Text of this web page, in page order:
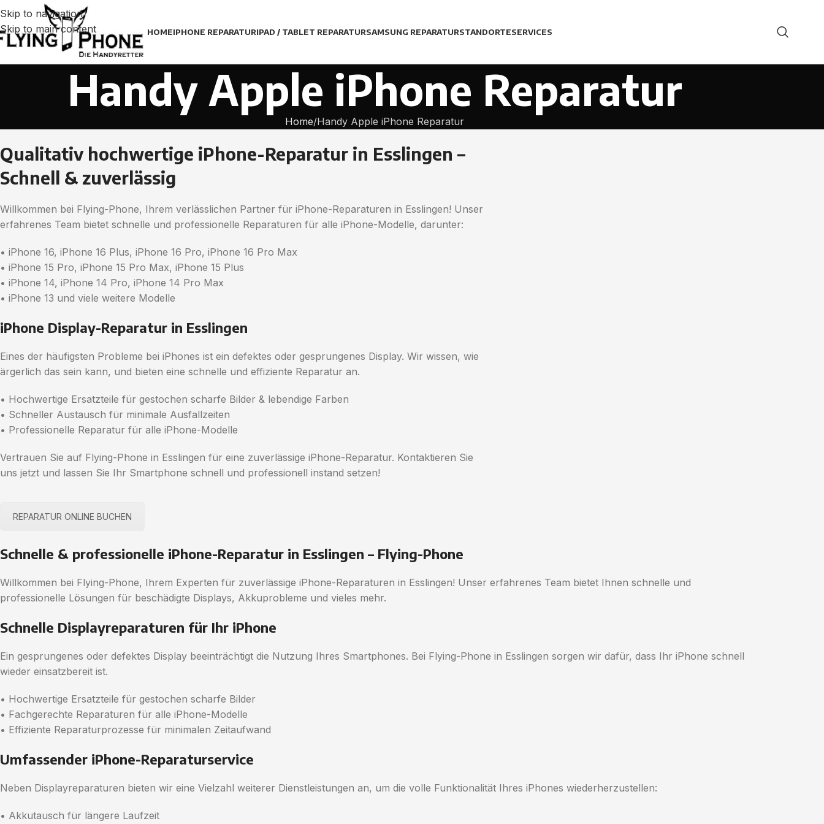
Skip to navigation
Skip to main content
HOMEIPHONE REPARATURIPAD / TABLET REPARATURSAMSUNG REPARATURSTANDORTESERVICES
Handy Apple iPhone Reparatur
Home Handy Apple iPhone Reparatur
Qualitativ hochwertige iPhone-Reparatur in Esslingen –
Schnell & zuverlässig
Willkommen bei Flying-Phone, Ihrem verlässlichen Partner für iPhone-Reparaturen in Esslingen! Unser
erfahrenes Team bietet schnelle und professionelle Reparaturen für alle iPhone-Modelle, darunter:
• iPhone 16, iPhone 16 Plus, iPhone 16 Pro, iPhone 16 Pro Max
• iPhone 15 Pro, iPhone 15 Pro Max, iPhone 15 Plus
• iPhone 14, iPhone 14 Pro, iPhone 14 Pro Max
• iPhone 13 und viele weitere Modelle
iPhone Display-Reparatur in Esslingen
Eines der häufigsten Probleme bei iPhones ist ein defektes oder gesprungenes Display. Wir wissen, wie
ärgerlich das sein kann, und bieten eine schnelle und effiziente Reparatur an.
• Hochwertige Ersatzteile für gestochen scharfe Bilder & lebendige Farben
• Schneller Austausch für minimale Ausfallzeiten
• Professionelle Reparatur für alle iPhone-Modelle
Vertrauen Sie auf Flying-Phone in Esslingen für eine zuverlässige iPhone-Reparatur. Kontaktieren Sie
uns jetzt und lassen Sie Ihr Smartphone schnell und professionell instand setzen!
REPARATUR ONLINE BUCHEN
Schnelle & professionelle iPhone-Reparatur in Esslingen – Flying-Phone
Willkommen bei Flying-Phone, Ihrem Experten für zuverlässige iPhone-Reparaturen in Esslingen! Unser erfahrenes Team bietet Ihnen schnelle und
professionelle Lösungen für beschädigte Displays, Akkuprobleme und vieles mehr.
Schnelle Displayreparaturen für Ihr iPhone
Ein gesprungenes oder defektes Display beeinträchtigt die Nutzung Ihres Smartphones. Bei Flying-Phone in Esslingen sorgen wir dafür, dass Ihr iPhone schnell
wieder einsatzbereit ist.
• Hochwertige Ersatzteile für gestochen scharfe Bilder
• Fachgerechte Reparaturen für alle iPhone-Modelle
• Effiziente Reparaturprozesse für minimalen Zeitaufwand
Umfassender iPhone-Reparaturservice
Neben Displayreparaturen bieten wir eine Vielzahl weiterer Dienstleistungen an, um die volle Funktionalität Ihres iPhones wiederherzustellen:
• Akkutausch für längere Laufzeit